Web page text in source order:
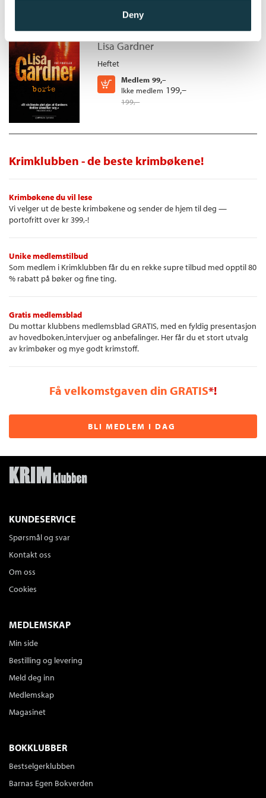
Deny
Borte
Lisa Gardner
Heftet
Medlem 99,–
Ikke medlem 199,–
199,–
Kjøp
Krimklubben - de beste krimbøkene!
Krimbøkene du vil lese
Vi velger ut de beste krimbøkene og sender de hjem til deg —
portofritt over kr 399,-!
Unike medlemstilbud
Som medlem i Krimklubben får du en rekke supre tilbud med opptil 80
% rabatt på bøker og fine ting.
Gratis medlemsblad
Du mottar klubbens medlemsblad GRATIS, med en fyldig presentasjon
av hovedboken,intervjuer og anbefalinger. Her får du et stort utvalg
av krimbøker og mye godt krimstoff.
Få velkomstgaven din GRATIS*!
BLI MEDLEM I DAG
KUNDESERVICE
Spørsmål og svar
Kontakt oss
Om oss
Cookies
MEDLEMSKAP
Min side
Bestilling og levering
Meld deg inn
Medlemskap
Magasinet
BOKKLUBBER
Bestselgerklubben
Barnas Egen Bokverden